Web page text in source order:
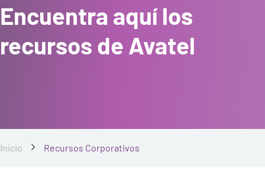
Encuentra aquí los
recursos de Avatel
Inicio Recursos Corporativos